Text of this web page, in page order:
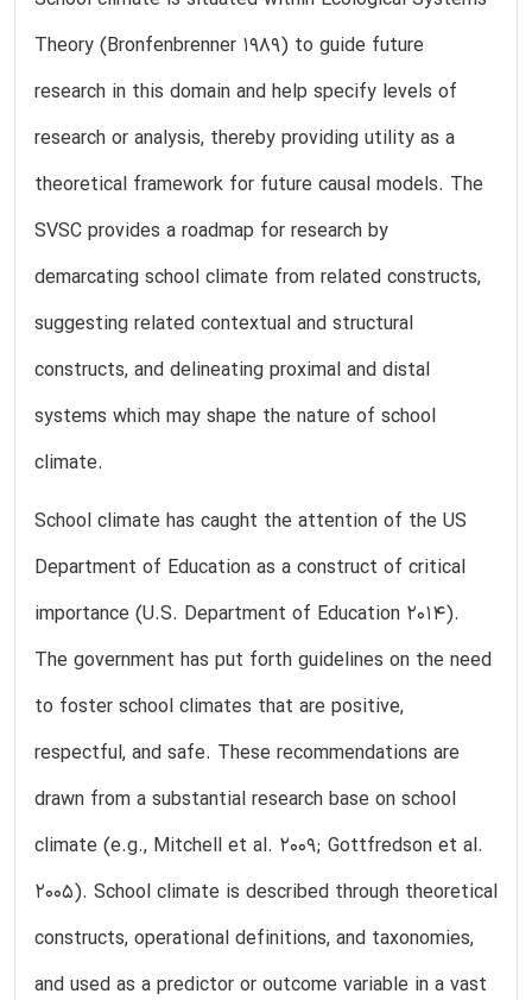
Theory (Bronfenbrenner 1989) to guide future
research in this domain and help specify levels of
research or analysis, thereby providing utility as a
theoretical framework for future causal models. The
SVSC provides a roadmap for research by
demarcating school climate from related constructs,
suggesting related contextual and structural
constructs, and delineating proximal and distal
systems which may shape the nature of school
climate.
School climate has caught the attention of the US
Department of Education as a construct of critical
importance (U.S. Department of Education 2014).
The government has put forth guidelines on the need
to foster school climates that are positive,
respectful, and safe. These recommendations are
drawn from a substantial research base on school
climate (e.g., Mitchell et al. 2009; Gottfredson et al.
2005). School climate is described through theoretical
constructs, operational definitions, and taxonomies,
and used as a predictor or outcome variable in a vast